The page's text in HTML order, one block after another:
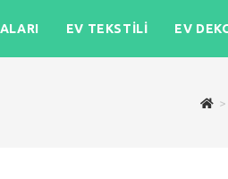
EV TEKSTILI EV
>